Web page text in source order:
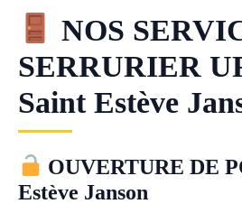
NOS
SERRURIER
Saint Estève
OUVERTURE DE
Estève Janson